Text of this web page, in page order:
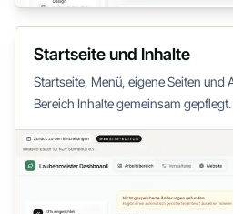
Startseite und Inhalte
Startseite, Menü, eigene Seiten und
Bereich Inhalte gemeinsam gepflegt.